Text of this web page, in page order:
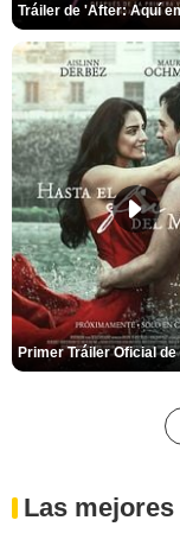
Las